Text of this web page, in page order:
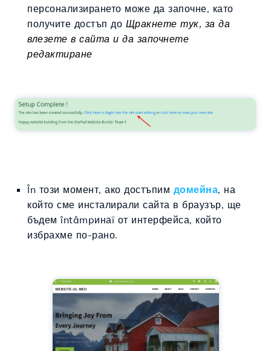
персонализирането може да започне, като
получите достъп до Щракнете тук, за да
влезете в сайта и да започнете
редактиране
În този момент, ако достъпим домейна, на
който сме инсталирали сайта в браузър, ще
бъдем întâmpинаï от интерфейса, който
избрахме по-рано.